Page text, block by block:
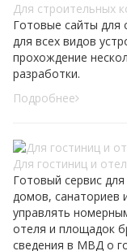
Для строительных
Готовые сайты для
для всех видов
прохождение
разработки.
Подробнее
Для гостиниц и
Готовый сервис
домов, санаториев
управлять
отеля и площадок
сведения в МВД о